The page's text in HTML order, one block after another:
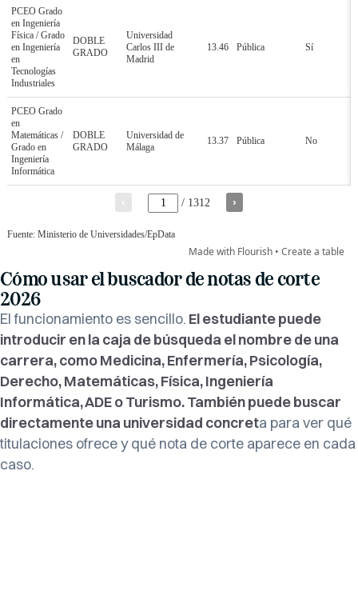
Cómo usar el buscador de notas de corte
2026
El funcionamiento es sencillo. El estudiante puede
introducir en la caja de búsqueda el nombre de una
carrera, como Medicina, Enfermería, Psicología,
Derecho, Matemáticas, Física, Ingeniería
Informática, ADE o Turismo. También puede buscar
directamente una universidad concreta para ver qué
titulaciones ofrece y qué nota de corte aparece en cada
caso.